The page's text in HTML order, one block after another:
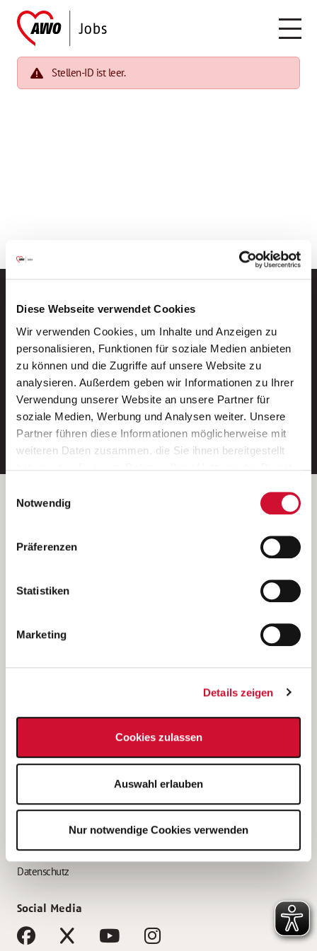
Diese Webseite verwendet Cookies
Wir verwenden Cookies, um Inhalte und Anzeigen zu
personalisieren, Funktionen für soziale Medien anbieten
zu können und die Zugriffe auf unsere Website zu
analysieren. Außerdem geben wir Informationen zu Ihrer
Verwendung unserer Website an unsere Partner für
soziale Medien, Werbung und Analysen weiter. Unsere
Partner führen diese Informationen möglicherweise mit
weiteren Daten zusammen, die Sie ihnen bereitgestellt
Wenn Sie auf „Cookies zulassen“ klicken, so stimmen
Sie der Speicherung sämtlicher Cookies zu. Sie können
Ihre Einwilligung selbstverständlich jederzeit widerrufen,
indem Sie die Cookie-Einstellungen aufrufen und diese
unsererDatenschutzerklärung
Notwendig
Präferenzen
Statistiken
Marketing
Details zeigen
Cookies zulassen
Auswahl erlauben
Nur notwendige Cookies verwenden
Stellen-ID ist leer.
Neue Stellen per E-Mail.
Ein kostenloser Service von AWO
Jobs.
E-Mail-Adresse eintragen
Betreiber der Webseite
Kantstraße 45a
(Ein Tochterunternehmen des AWO Bezirksverbandes Unterfranken
e.V.)
Bewerbung als Altenpflegehelfer*in
Bewerbung als Erzieher*in
AWO Gliederungen nach Bundesland
Impressum
Datenschutz
Social Media